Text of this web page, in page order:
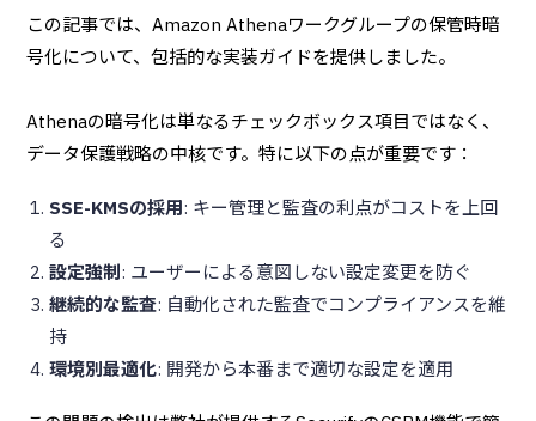
この記事では、Amazon Athenaワークグループの保管時暗
号化について、包括的な実装ガイドを提供しました。
Athenaの暗号化は単なるチェックボックス項目ではなく、
データ保護戦略の中核です。特に以下の点が重要です：
SSE-KMSの採用: キー管理と監査の利点がコストを上回
る
設定強制: ユーザーによる意図しない設定変更を防ぐ
継続的な監査: 自動化された監査でコンプライアンスを維
持
環境別最適化: 開発から本番まで適切な設定を適用